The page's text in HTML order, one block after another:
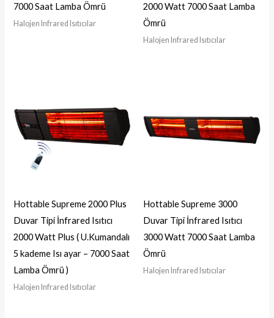
7000 Saat Lamba Ömrü
Halojen Infrared Isıtıcılar
2000 Watt 7000 Saat Lamba
Ömrü
Halojen Infrared Isıtıcılar
Hottable Supreme 2000 Plus
Duvar Tipi İnfrared Isıtıcı
2000 Watt Plus ( U.Kumandalı
5 kademe Isı ayar – 7000 Saat
Lamba Ömrü )
Halojen Infrared Isıtıcılar
Hottable Supreme 3000
Duvar Tipi İnfrared Isıtıcı
3000 Watt 7000 Saat Lamba
Ömrü
Halojen Infrared Isıtıcılar